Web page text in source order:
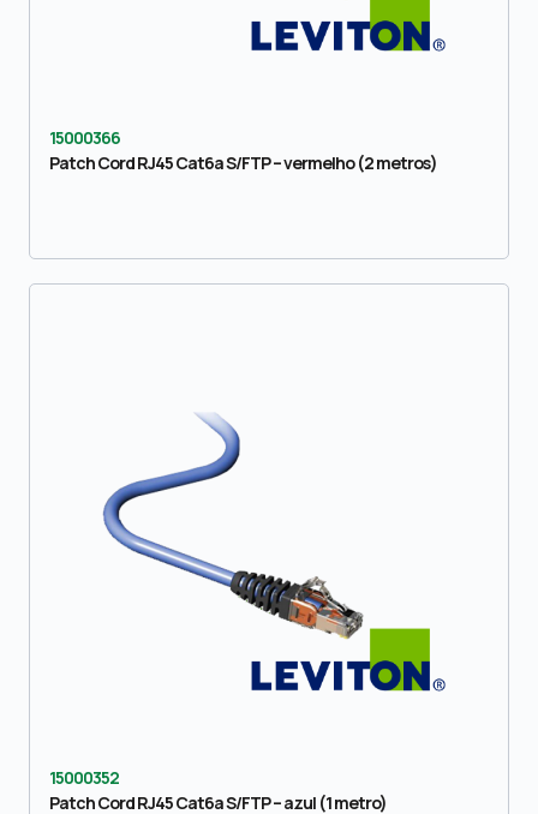
15000366
Patch Cord RJ45 Cat6a S/FTP – vermelho (2 metros)
15000352
Patch Cord RJ45 Cat6a S/FTP – azul (1 metro)